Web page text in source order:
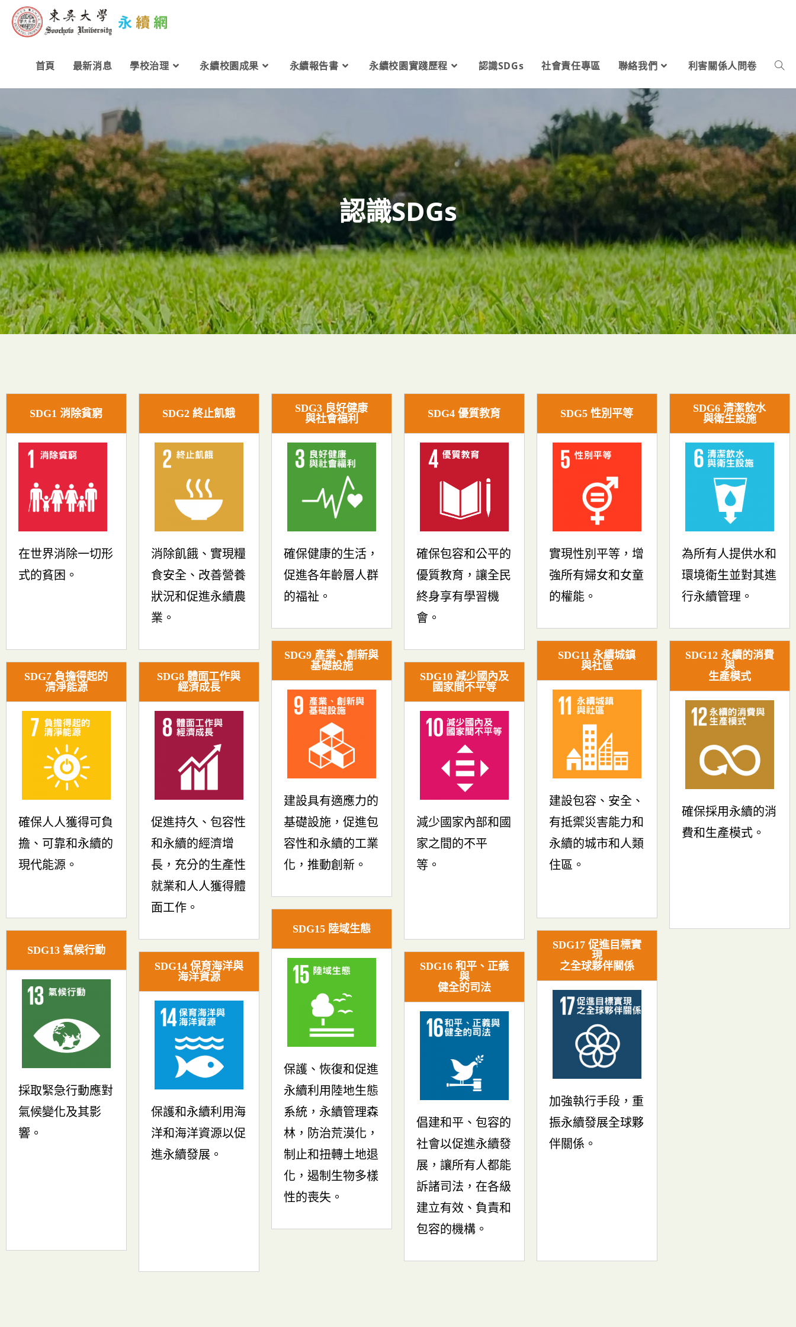
首頁 最新消息 學校治理 永續校園成果 永續報告書 永續校園實踐歷程 認識SDGs 社會責任專區 聯絡我們 利害關係人問卷
認識SDGs
SDG1 消除貧窮
在世界消除一切形
式的貧困。
SDG7 負擔得起的
清淨能源
確保人人獲得可負
擔、可靠和永續的
現代能源。
SDG13 氣候行動
採取緊急行動應對
氣候變化及其影
響。
SDG2 終止飢餓
消除飢餓、實現糧
食安全、改善營養
狀況和促進永續農
業。
SDG8 體面工作與
經濟成長
促進持久、包容性
和永續的經濟增
長，充分的生產性
就業和人人獲得體
面工作。
SDG14 保育海洋與
海洋資源
保護和永續利用海
洋和海洋資源以促
進永續發展。
SDG3 良好健康
與社會福利
確保健康的生活，
促進各年齡層人群
的福祉。
SDG9 產業、創新與
基礎設施
建設具有適應力的
基礎設施，促進包
容性和永續的工業
化，推動創新。
SDG15 陸域生態
保護、恢復和促進
永續利用陸地生態
系統，永續管理森
林，防治荒漠化，
制止和扭轉土地退
化，遏制生物多樣
性的喪失。
SDG4 優質教育
確保包容和公平的
優質教育，讓全民
終身享有學習機
會。
SDG10 減少國內及
國家間不平等
減少國家內部和國
家之間的不平
等。
SDG16 和平、正義
與
健全的司法
倡建和平、包容的
社會以促進永續發
展，讓所有人都能
訴諸司法，在各級
建立有效、負責和
包容的機構。
SDG5 性別平等
實現性別平等，增
強所有婦女和女童
的權能。
SDG11 永續城鎮
與社區
建設包容、安全、
有抵禦災害能力和
永續的城市和人類
住區。
SDG17 促進目標實
現
之全球夥伴關係
加強執行手段，重
振永續發展全球夥
伴關係。
SDG6 清潔飲水
與衛生設施
為所有人提供水和
環境衛生並對其進
行永續管理。
SDG12 永續的消費
與
生產模式
確保採用永續的消
費和生產模式。